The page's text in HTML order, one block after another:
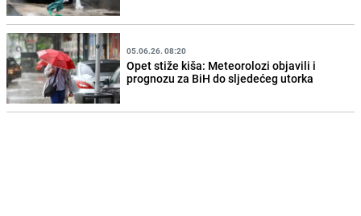
05.06.26. 08:20
Opet stiže kiša: Meteorolozi objavili i
prognozu za BiH do sljedećeg utorka